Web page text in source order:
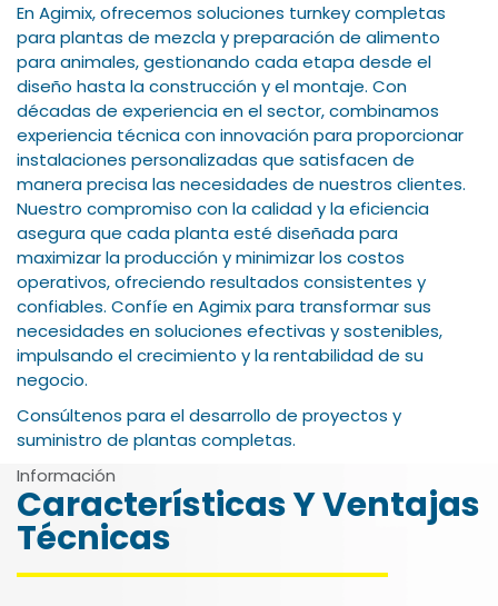
En Agimix, ofrecemos soluciones turnkey completas
para plantas de mezcla y preparación de alimento
para animales, gestionando cada etapa desde el
diseño hasta la construcción y el montaje. Con
décadas de experiencia en el sector, combinamos
experiencia técnica con innovación para proporcionar
instalaciones personalizadas que satisfacen de
manera precisa las necesidades de nuestros clientes.
Nuestro compromiso con la calidad y la eficiencia
asegura que cada planta esté diseñada para
maximizar la producción y minimizar los costos
operativos, ofreciendo resultados consistentes y
confiables. Confíe en Agimix para transformar sus
necesidades en soluciones efectivas y sostenibles,
impulsando el crecimiento y la rentabilidad de su
negocio.
Consúltenos para el desarrollo de proyectos y
suministro de plantas completas.
Información
Características Y Ventajas
Técnicas